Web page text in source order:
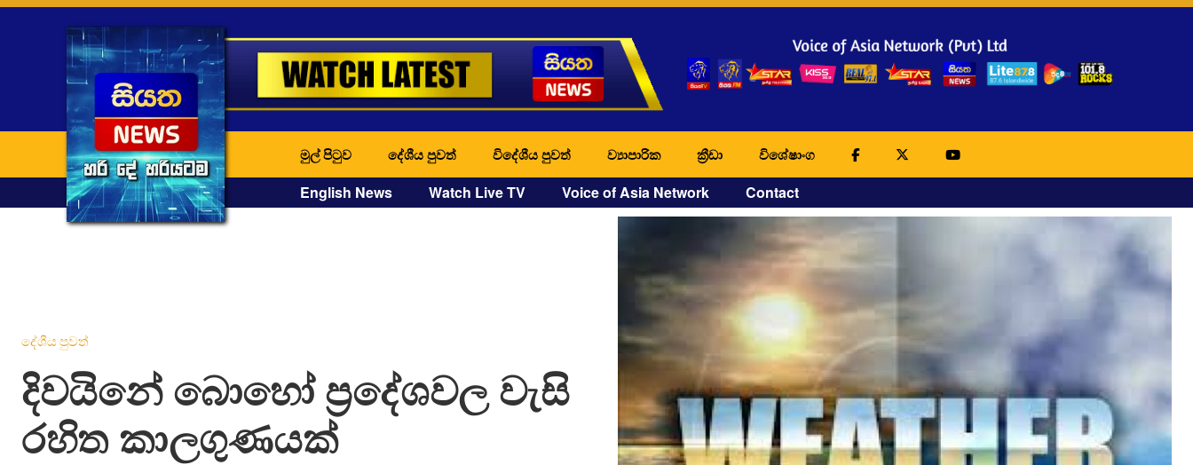
මුල් පිටුව දේශීය පුවත් විදේශීය පුවත් ව්‍යාපාරික ක්‍රීඩා විශේෂාංග
English News Watch Live TV Voice of Asia Network Contact
දේශීය පුවත්
දිවයිනේ බොහෝ ප්‍රදේශවල වැසි
රහිත කාලගුණයක්